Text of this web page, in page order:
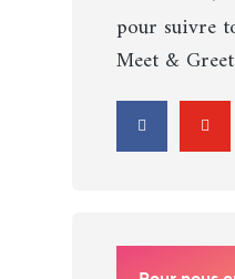
pour suivre
Meet & Greet